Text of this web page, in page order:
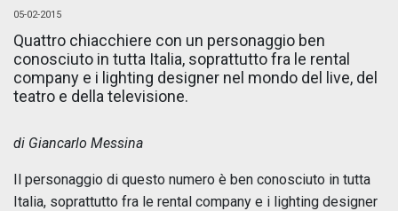
05-02-2015
Quattro chiacchiere con un personaggio ben
conosciuto in tutta Italia, soprattutto fra le rental
company e i lighting designer nel mondo del live, del
teatro e della televisione.
di Giancarlo Messina
Il personaggio di questo numero è ben conosciuto in tutta
Italia, soprattutto fra le rental company e i lighting designer